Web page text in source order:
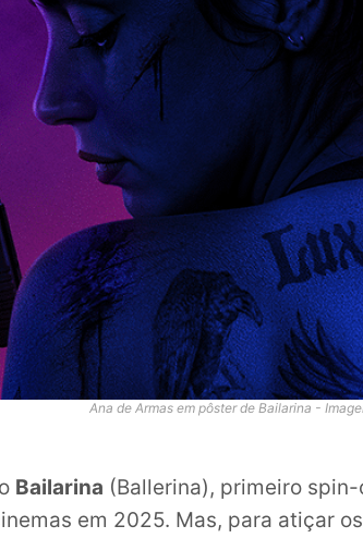
Ana de Armas em pôster de Bailarina -
Bailarina (Ballerina), primeiro
em 2025. Mas, para atiçar